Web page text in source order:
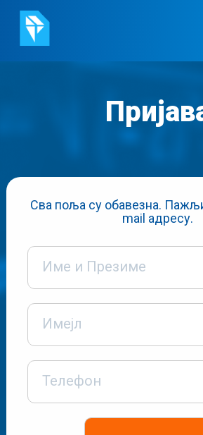
Сва поља су обавезна.
mail адресу.